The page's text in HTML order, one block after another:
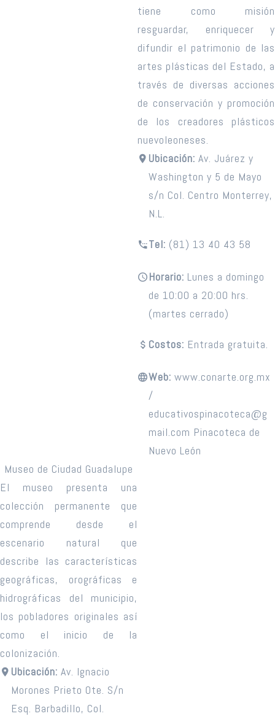
tiene como misión
resguardar, enriquecer y
difundir el patrimonio de las
artes plásticas del Estado, a
través de diversas acciones
de conservación y promoción
de los creadores plásticos
nuevoleoneses.
Ubicación: Av. Juárez y
Washington y 5 de Mayo
s/n Col. Centro Monterrey,
N.L.
Tel: (81) 13 40 43 58
Horario: Lunes a domingo
de 10:00 a 20:00 hrs.
(martes cerrado)
Costos: Entrada gratuita.
Web: www.conarte.org.mx
/
educativospinacoteca@g
mail.com Pinacoteca de
Nuevo León
Museo de Ciudad Guadalupe
El museo presenta una
colección permanente que
comprende desde el
escenario natural que
describe las características
geográficas, orográficas e
hidrográficas del municipio,
los pobladores originales así
como el inicio de la
colonización.
Ubicación: Av. Ignacio
Morones Prieto Ote. S/n
Esq. Barbadillo, Col.